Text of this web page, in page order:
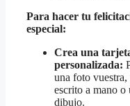
Para hacer tu
especial:
Crea una
personalizada:
una foto vuestra,
escrito a mano o
dibujo.